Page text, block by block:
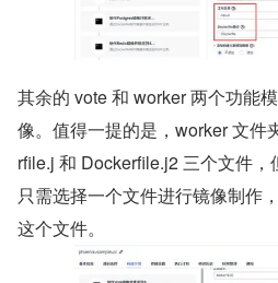
其余的 vote 和 worker 两个功能
像。值得一提的是，worker 文件
rfile.j 和 Dockerfile.j2 三个文件
只需选择一个文件进行镜像制作
这个文件。